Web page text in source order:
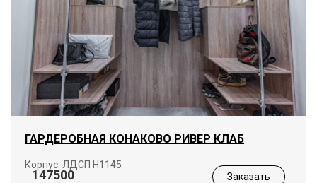
ГАРДЕРОБНАЯ КОНАКОВО РИВЕР КЛАБ
Корпус: ЛДСП Н1145
147500 Заказать